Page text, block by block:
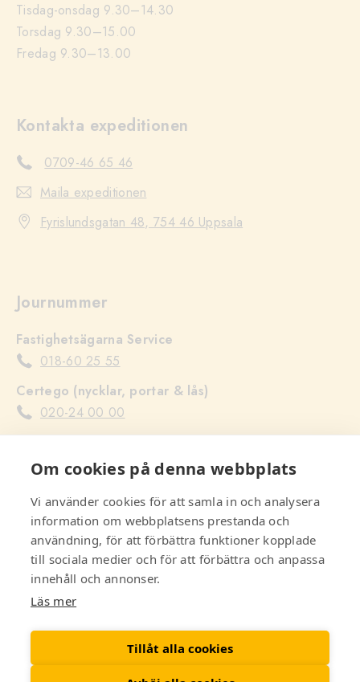
Om cookies på denna webbplats
Vi använder cookies för att samla in och analysera
information om webbplatsens prestanda och
användning, för att förbättra funktioner kopplade
till sociala medier och för att förbättra och anpassa
innehåll och annonser.
Läs mer
Tillåt alla cookies
Tisdag-onsdag 9.30–14.30
Torsdag 9.30–15.00
Fredag 9.30–13.00
Kontakta expeditionen
0709-46 65 46
Maila expeditionen
Fyrislundsgatan 48, 754 46 Uppsala
Journummer
Fastighetsägarna Service
018-60 25 55
Certego (nycklar, portar & lås)
020-24 00 00
018-12 60 60
Serwent stopp i avlopp i fastigheten (ej lägenheter)
010-143 00 01
Recover skadeservice (skador på fastighetens
delar)
010-177 77 00
Räddningstjänst, Polis & Ambulans